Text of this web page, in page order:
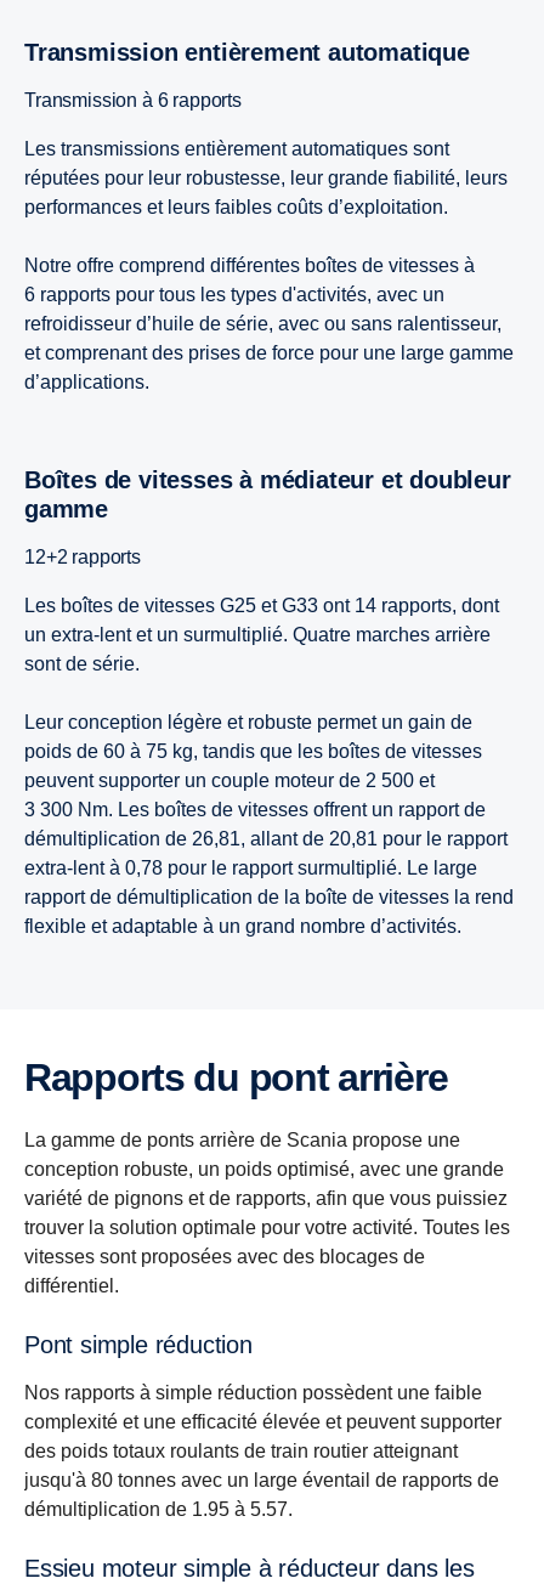
Transmission entièrement automatique
Transmission à 6 rapports
Les transmissions entièrement automatiques sont
réputées pour leur robustesse, leur grande fiabilité, leurs
performances et leurs faibles coûts d’exploitation.
Notre offre comprend différentes boîtes de vitesses à
6 rapports pour tous les types d'activités, avec un
refroidisseur d’huile de série, avec ou sans ralentisseur,
et comprenant des prises de force pour une large gamme
d’applications.
Boîtes de vitesses à médiateur et doubleur
gamme
12+2 rapports
Les boîtes de vitesses G25 et G33 ont 14 rapports, dont
un extra-lent et un surmultiplié. Quatre marches arrière
sont de série.
Leur conception légère et robuste permet un gain de
poids de 60 à 75 kg, tandis que les boîtes de vitesses
peuvent supporter un couple moteur de 2 500 et
3 300 Nm. Les boîtes de vitesses offrent un rapport de
démultiplication de 26,81, allant de 20,81 pour le rapport
extra-lent à 0,78 pour le rapport surmultiplié. Le large
rapport de démultiplication de la boîte de vitesses la rend
flexible et adaptable à un grand nombre d’activités.
Rapports du pont arrière
La gamme de ponts arrière de Scania propose une
conception robuste, un poids optimisé, avec une grande
variété de pignons et de rapports, afin que vous puissiez
trouver la solution optimale pour votre activité. Toutes les
vitesses sont proposées avec des blocages de
différentiel.
Pont simple réduction
Nos rapports à simple réduction possèdent une faible
complexité et une efficacité élevée et peuvent supporter
des poids totaux roulants de train routier atteignant
jusqu'à 80 tonnes avec un large éventail de rapports de
démultiplication de 1.95 à 5.57.
Essieu moteur simple à réducteur dans les